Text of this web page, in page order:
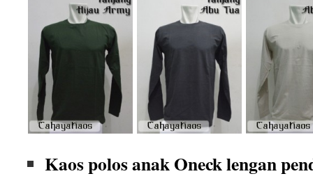
Kaos polos anak Oneck lengan